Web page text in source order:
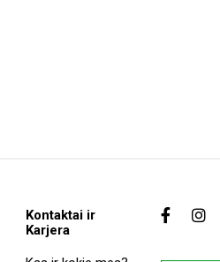
Kontaktai ir
Karjera